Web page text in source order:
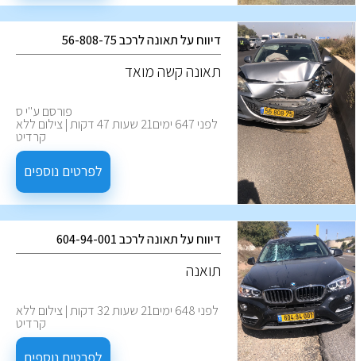
דיווח על תאונה לרכב 56-808-75
תאונה קשה מואד
פורסם ע''י ס
לפני 647 ימים21 שעות 47 דקות | צילום ללא
קרדיט
לפרטים נוספים
דיווח על תאונה לרכב 604-94-001
תואנה
לפני 648 ימים21 שעות 32 דקות | צילום ללא
קרדיט